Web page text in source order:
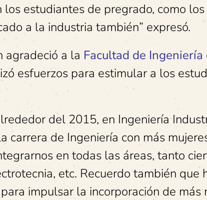
estudiantes de pregrado, como
a la industria también” expresó.
agradeció a la Facultad de Ingeniería
esfuerzos para estimular a los
del 2015, en Ingeniería
carrera de Ingeniería con más
en todas las áreas, tanto
etc. Recuerdo también que
impulsar la incorporación de más